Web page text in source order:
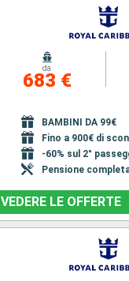
da
683 €
BAMBINI DA 99€
Fino a 900€ di
-60% sul 2°
Pensione
VEDERE LE OFFERTE